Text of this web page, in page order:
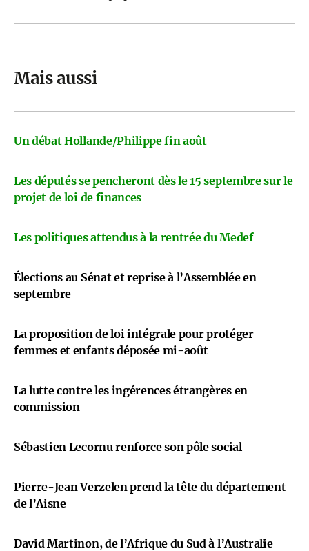
Mais aussi
Un débat Hollande/Philippe fin août
Les députés se pencheront dès le 15 septembre sur le
projet de loi de finances
Les politiques attendus à la rentrée du Medef
Élections au Sénat et reprise à l’Assemblée en
septembre
La proposition de loi intégrale pour protéger
femmes et enfants déposée mi-août
La lutte contre les ingérences étrangères en
commission
Sébastien Lecornu renforce son pôle social
Pierre-Jean Verzelen prend la tête du département
de l’Aisne
David Martinon, de l’Afrique du Sud à l’Australie